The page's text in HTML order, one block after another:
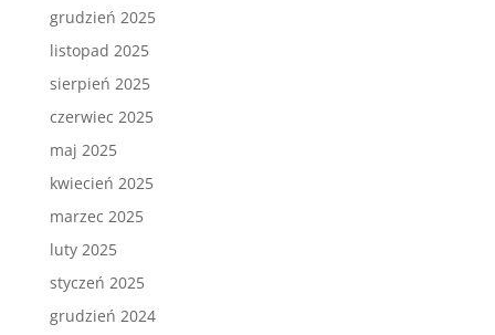
grudzień 2025
listopad 2025
sierpień 2025
czerwiec 2025
maj 2025
kwiecień 2025
marzec 2025
luty 2025
styczeń 2025
grudzień 2024